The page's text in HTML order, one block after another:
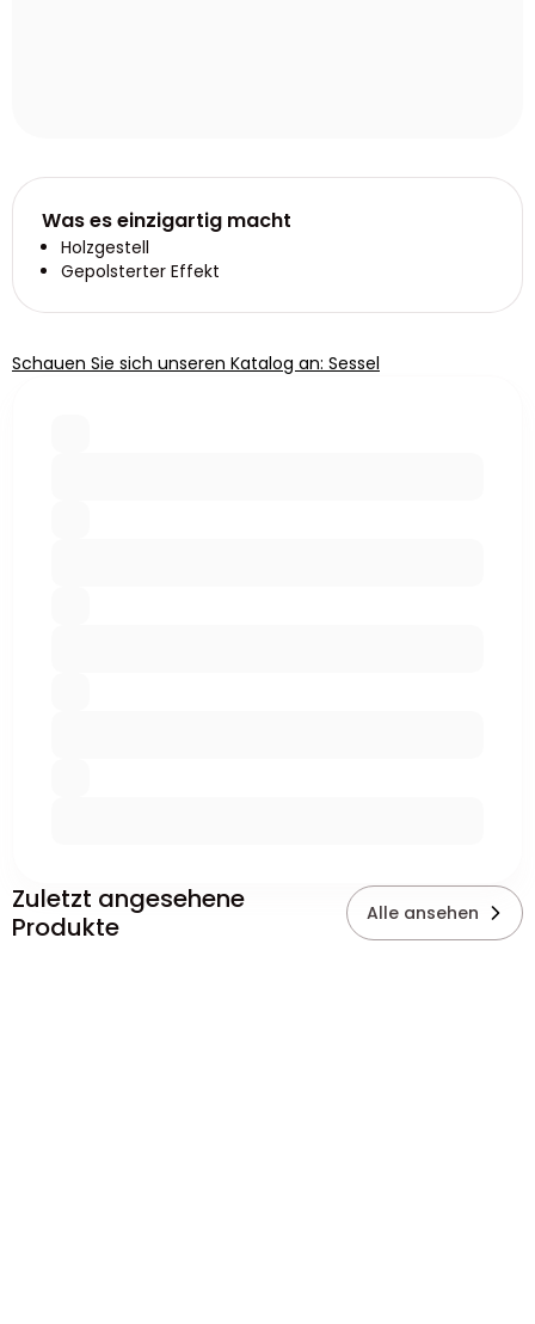
Was es einzigartig macht
Holzgestell
Gepolsterter Effekt
Schauen Sie sich unseren Katalog an: Sessel
Zuletzt angesehene
Produkte
Alle ansehen